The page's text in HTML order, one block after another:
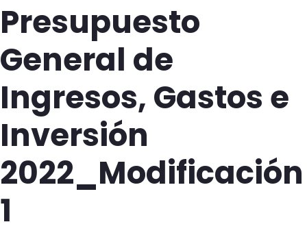
Presupuesto
General de
Ingresos, Gastos e
Inversión
2022_Modificación
1